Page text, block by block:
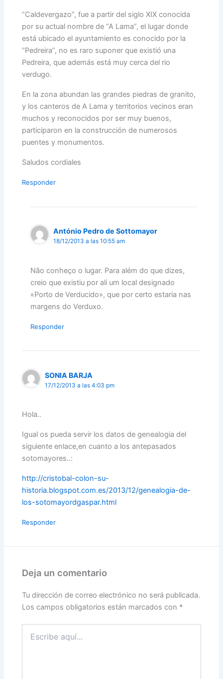
“Caldevergazo”, fue a partir del siglo XIX conocida
por su actual nombre de “A Lama”, el lugar donde
está ubicado el ayuntamiento es conocido por la
“Pedreira”, no es raro suponer que existió una
Pedreira, que además está muy cerca del rio
verdugo.
En la zona abundan las grandes piedras de granito,
y los canteros de A Lama y territorios vecinos eran
muchos y reconocidos por ser muy buenos,
participaron en la construcción de numerosos
puentes y monumentos.
Saludos cordiales
Responder
António Pedro de Sottomayor
18/12/2013 a las 10:55 am
Não conheço o lugar. Para além do que dizes,
creio que existiu por ali um local designado
«Porto de Verducido», que por certo estaria nas
margens do Verduxo.
Responder
SONIA BARJA
17/12/2013 a las 4:03 pm
Hola..
Igual os pueda servir los datos de genealogia del
siguiente enlace,en cuanto a los antepasados
sotomayores..:
http://cristobal-colon-su-
historia.blogspot.com.es/2013/12/genealogia-de-
los-sotomayordgaspar.html
Responder
Deja un comentario
Tu dirección de correo electrónico no será publicada.
Los campos obligatorios están marcados con *
aquí...